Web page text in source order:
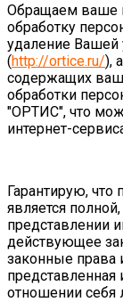
Обращаем ваше
обработку
удаление Вашей
(http://ortice.ru/),
содержащих
обработки
"ОРТИС", что
интернет-
Гарантирую,
является
представлении
действующее
законные права
отношении себя